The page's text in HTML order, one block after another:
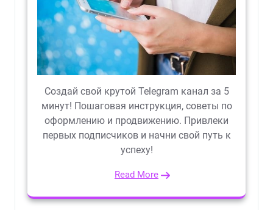
Создай свой крутой Telegram канал за 5
минут! Пошаговая инструкция, советы по
оформлению и продвижению. Привлеки
первых подписчиков и начни свой путь к
успеху!
Read More